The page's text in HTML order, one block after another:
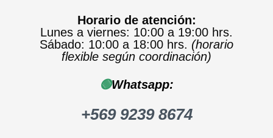
Horario de atención:
Lunes a viernes: 10:00 a 19:00 hrs.
Sábado: 10:00 a 18:00 hrs. (horario
flexible según coordinación)
🟢Whatsapp:
+569 9239 8674